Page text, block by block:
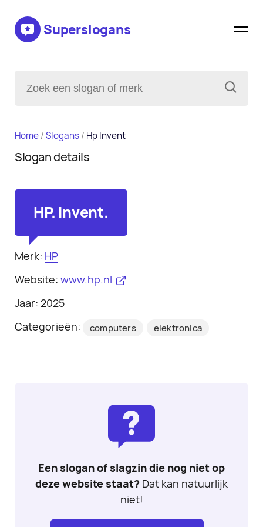
Superslogans
Home/Slogans/ Hp Invent
Slogan details
HP. Invent.
Merk: HP
Website: www.hp.nl
Jaar: 2025
Categorieën:
computers elektronica
Een slogan of slagzin die nog niet op
deze website staat? Dat kan natuurlijk
niet!